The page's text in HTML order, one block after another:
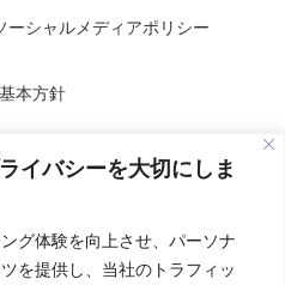
イバシーを大切にしま
グ体験を向上させ、パーソナ
を提供し、当社のトラフィッ
ーシャルメディアポリシー
本方針
個人情報保護方針